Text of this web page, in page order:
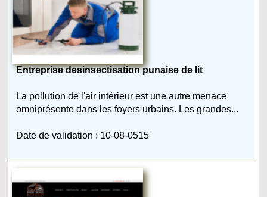
Entreprise desinsectisation punaise de lit
La pollution de l'air intérieur est une autre menace
omniprésente dans les foyers urbains. Les grandes...
Date de validation : 10-08-0515